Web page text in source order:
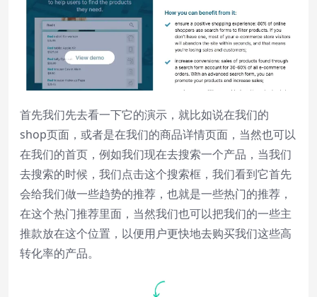
Transparency
Background
Color
Transparency
Window
Color
Transparency
Font Size
Text Edge Style
首先我们先去看一下它的演示，就比如说在我们的
shop页面，或者是在我们的商品详情页面，当然也可以
在我们的首页，例如我们现在去搜索一个产品，当我们
去搜索的时候，我们点击这个搜索框，我们看到它首先
会给我们做一些趋势的推荐，也就是一些热门的推荐，
在这个热门推荐里面，当然我们也可以把我们的一些主
推款放在这个位置，以便用户更快地去购买我们这些高
转化率的产品。